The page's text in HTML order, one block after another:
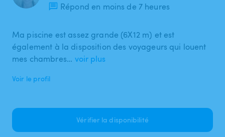
Répond en moins de 7 heures
Ma piscine est assez grande (6X12 m) et est
également à la disposition des voyageurs qui louent
mes chambres… voir plus
Voir le profil
Vérifier la disponibilité